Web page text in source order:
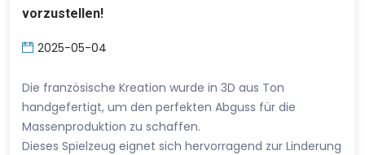
vorzustellen!
2025-05-04
Die französische Kreation wurde in 3D aus Ton
handgefertigt, um den perfekten Abguss für die
Massenproduktion zu schaffen.
Dieses Spielzeug eignet sich hervorragend zur Linderung